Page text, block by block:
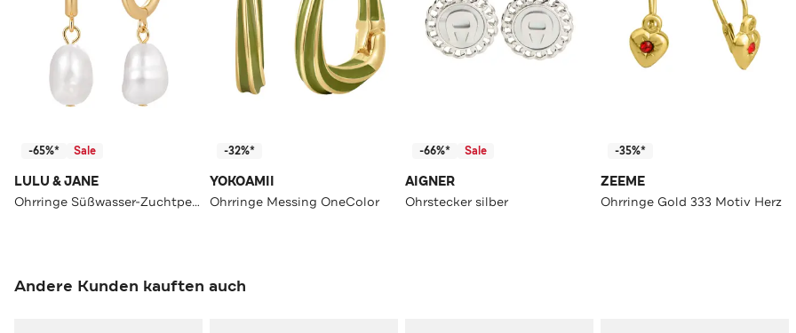
-65%* Sale
LULU & JANE
Ohrringe Süßwasser-Zuchtperle OneColor
-32%*
YOKOAMII
Ohrringe Messing OneColor
-66%* Sale
AIGNER
Ohrstecker silber
-35%*
ZEEME
Ohrringe Gold 333 Motiv Herz
Andere Kunden kauften auch